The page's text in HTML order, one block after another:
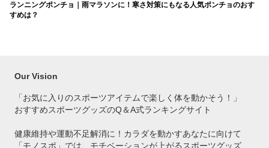
ランニングポンチョ｜雨マラソンに！寒さ対策にもなる人気ポンチョのおす
すめは？
Our Vision
「お気に入りのスポーツアイテムで楽しく体を動かそう！」
おすすめスポーツグッズのQ＆A式ランキングサイト
健康維持や運動不足解消に！カラダを動かすあなたに向けて
「モノスポ」では、モチベーションが上がるスポーツグッズ